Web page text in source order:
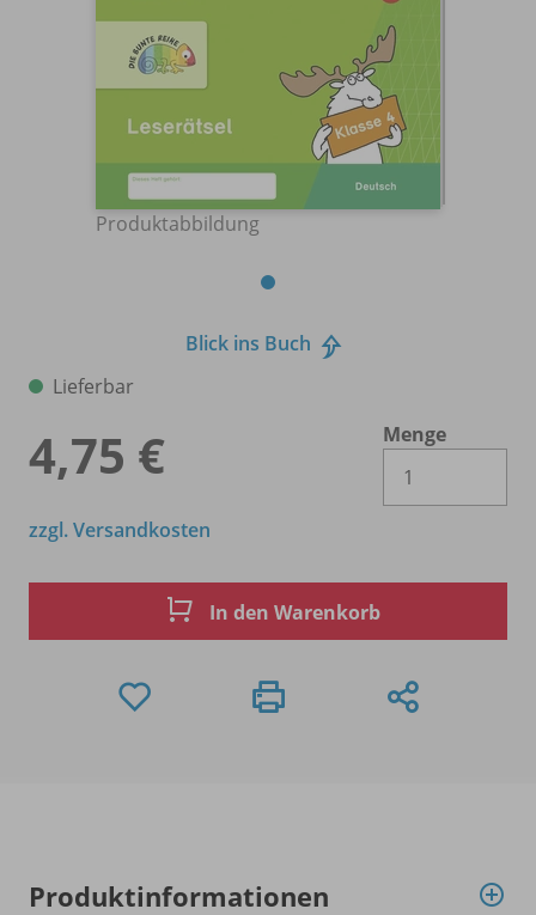
Produktabbildung
Blick ins Buch
Lieferbar
4,75 €
Menge
zzgl. Versandkosten
In den Warenkorb
Produktinformationen